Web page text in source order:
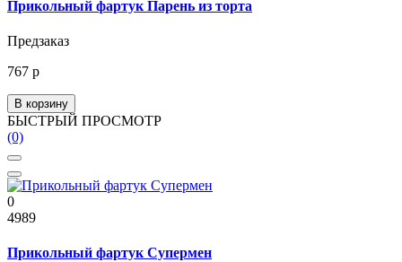
Прикольный фартук Парень из торта
Предзаказ
767 р
В корзину
БЫСТРЫЙ ПРОСМОТР
(0)
0
4989
Прикольный фартук Супермен